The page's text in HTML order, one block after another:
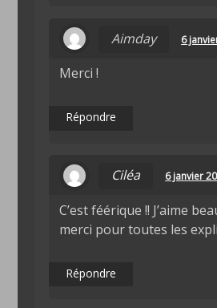
Aimday 6
Merci !
Répondre
Ciléa 6 janvier
C’est féérique !! J’aime
merci pour toutes les
Répondre